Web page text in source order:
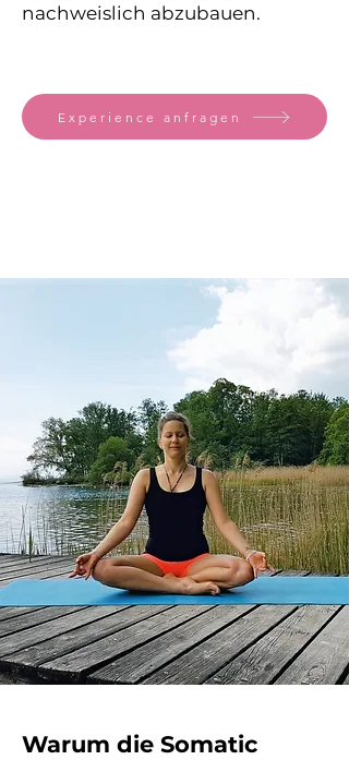
nachweislich abzubauen.
Experience anfragen
Warum die Somatic